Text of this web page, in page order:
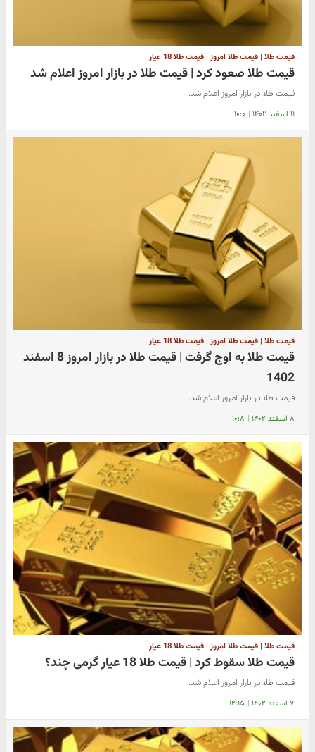
قیمت طلا | قیمت طلا امروز | قیمت طلا 18 عیار
قیمت طلا صعود کرد | قیمت طلا در بازار امروز اعلام شد
قیمت طلا در بازار امروز اعلام شد.
۱۱ اسفند ۱۴۰۲ | ۱۰:۰
قیمت طلا | قیمت طلا امروز | قیمت طلا 18 عیار
قیمت طلا به اوج گرفت | قیمت طلا در بازار امروز 8 اسفند
1402
قیمت طلا در بازار امروز اعلام شد.
۸ اسفند ۱۴۰۲ | ۱۰:۸
قیمت طلا | قیمت طلا امروز | قیمت طلا 18 عیار
قیمت طلا سقوط کرد | قیمت طلا 18 عیار گرمی چند؟
قیمت طلا در بازار امروز اعلام شد.
۷ اسفند ۱۴۰۲ | ۱۲:۱۵